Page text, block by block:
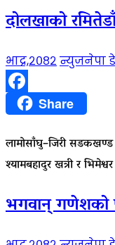
दोलखाको
भाद्र,२०८२ न्युजनेपा
FacebookShare
लामोसाँघु–जिरी सडकखण्ड
श्यामबहादुर खत्री र
भगवान् गणेशको